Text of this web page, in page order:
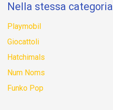
Nella stessa categoria
Playmobil
Giocattoli
Hatchimals
Num Noms
Funko Pop